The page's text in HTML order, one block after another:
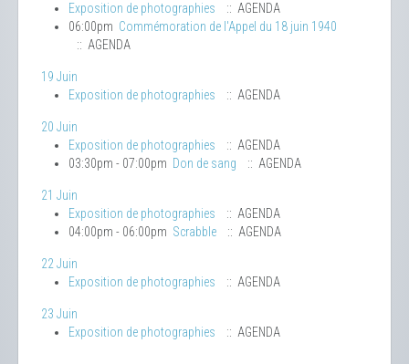
Exposition de photographies
:: AGENDA
06:00pm Commémoration de l'Appel du 18 juin 1940
:: AGENDA
19 Juin
Exposition de photographies
:: AGENDA
20 Juin
Exposition de photographies
:: AGENDA
03:30pm - 07:00pm Don de sang :: AGENDA
21 Juin
Exposition de photographies
:: AGENDA
04:00pm - 06:00pm Scrabble :: AGENDA
22 Juin
Exposition de photographies
:: AGENDA
23 Juin
Exposition de photographies
:: AGENDA